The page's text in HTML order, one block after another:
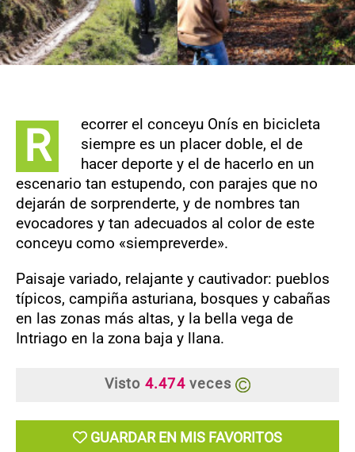
R
ecorrer el conceyu Onís en bicicleta
siempre es un placer doble, el de
hacer deporte y el de hacerlo en un
escenario tan estupendo, con parajes que no
dejarán de sorprenderte, y de nombres tan
evocadores y tan adecuados al color de este
conceyu como «siempreverde».
Paisaje variado, relajante y cautivador: pueblos
típicos, campiña asturiana, bosques y cabañas
en las zonas más altas, y la bella vega de
Intriago en la zona baja y llana.
Visto 4.474 veces
GUARDAR EN MIS FAVORITOS